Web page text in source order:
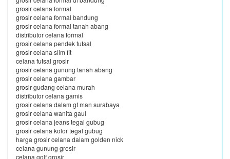
grosir celana formal
grosir celana formal bandung
grosir celana formal tanah abang
distributor celana formal
grosir celana pendek futsal
grosir celana slim fit
celana futsal grosir
grosir celana gunung tanah abang
grosir celana gambar
grosir gudang celana murah
distributor celana gamis
grosir celana dalam gt man surabaya
grosir celana wanita gaul
grosir celana jeans tegal gubug
grosir celana kolor tegal gubug
harga grosir celana dalam golden nick
celana gunung grosir
celana golf grosir